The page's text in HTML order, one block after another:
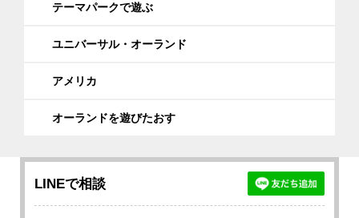
テーマパークで遊ぶ
ユニバーサル・オーランド
アメリカ
オーランドを遊びたおす
LINEで相談